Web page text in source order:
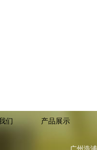
们 产品展示